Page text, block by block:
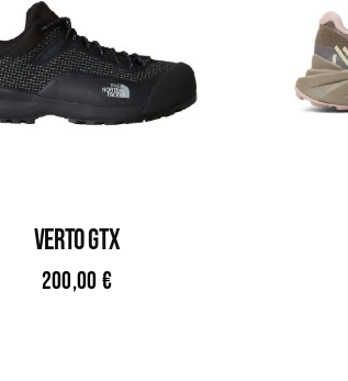
VERTO GTX
200,00 €